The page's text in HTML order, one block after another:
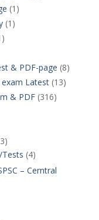
(1)
(1)
& PDF-page (8)
exam Latest(13)
& PDF(316)
(4)
– Cerntral